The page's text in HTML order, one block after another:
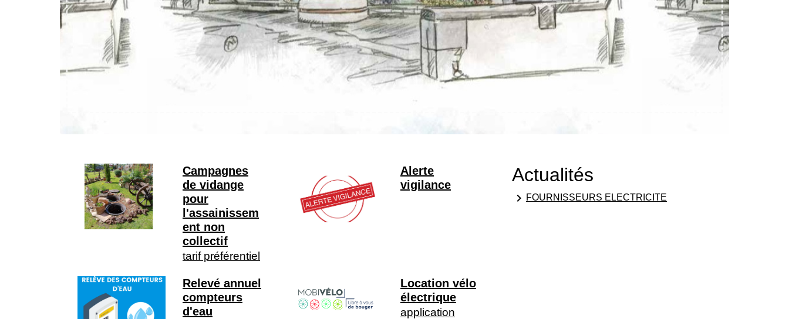
Campagnes
de vidange
pour
l'assainissem
ent non
collectif
tarif préférentiel
Alerte
vigilance
Relevé annuel
compteurs
d'eau
Location vélo
électrique
application
Actualités
keyboard_arrow_right FOURNISSEURS ELECTRICITE